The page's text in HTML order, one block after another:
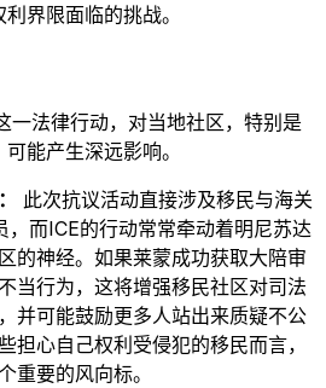
界限面临的挑战。
一法律行动，对当地社区，特别是
能产生深远影响。
此次抗议活动直接涉及移民与海关
，而ICE的行动常常牵动着明尼苏达
的神经。如果莱蒙成功获取大陪审
当行为，这将增强移民社区对司法
并可能鼓励更多人站出来质疑不公
担心自己权利受侵犯的移民而言，
重要的风向标。